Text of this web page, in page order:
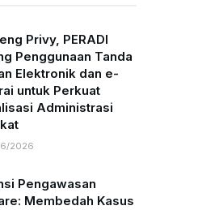
Privy, PERADI
Penggunaan Tanda
Elektronik dan e-
untuk Perkuat
Administrasi
2026
Pengawasan
Membedah Kasus